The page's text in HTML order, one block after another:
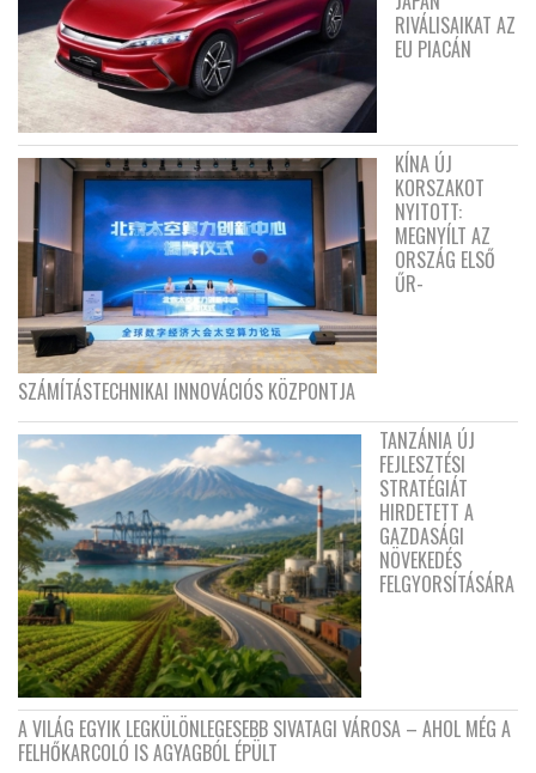
RIVÁLISAIKAT AZ
EU PIACÁN
KÍNA ÚJ
KORSZAKOT
NYITOTT:
MEGNYÍLT AZ
ORSZÁG ELSŐ
ŰR-
SZÁMÍTÁSTECHNIKAI INNOVÁCIÓS KÖZPONTJA
TANZÁNIA ÚJ
FEJLESZTÉSI
STRATÉGIÁT
HIRDETETT A
GAZDASÁGI
NÖVEKEDÉS
FELGYORSÍTÁSÁRA
A VILÁG EGYIK LEGKÜLÖNLEGESEBB SIVATAGI VÁROSA – AHOL MÉG A
FELHŐKARCOLÓ IS AGYAGBÓL ÉPÜLT